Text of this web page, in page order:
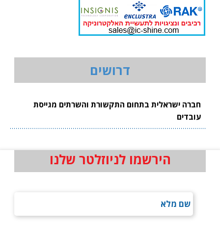
דרושים
חברה ישראלית בתחום התקשורת והשרתים מגייסת
עובדים
הירשמו לניוזלטר שלנו